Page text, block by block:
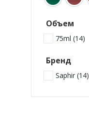
Объем
75ml (14)
Бренд
Saphir (14)